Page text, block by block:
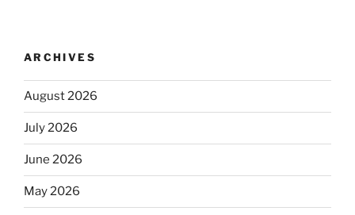
ARCHIVES
August 2026
July 2026
June 2026
May 2026